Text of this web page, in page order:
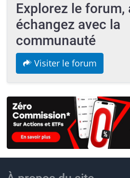
Explorez le forum,
échangez avec la
communauté
Visiter le forum